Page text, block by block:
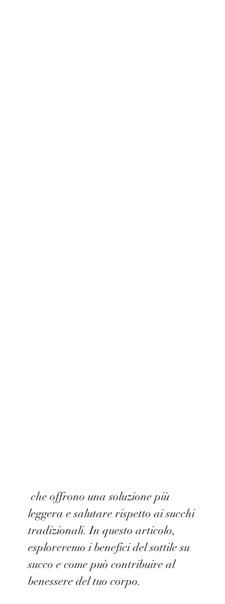
leggera e salutare rispetto ai succhi
tradizionali. In questo articolo,
esploreremo i benefici del sottile su
succo e come può contribuire al
benessere del tuo corpo.